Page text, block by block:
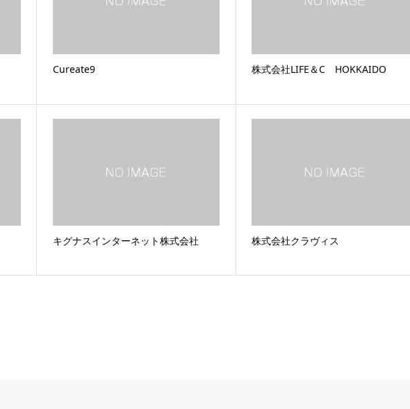
Cureate9 株式会社LIFE＆C HOKKAIDO
キグナスインターネット株式会社 株式会社クラヴィス